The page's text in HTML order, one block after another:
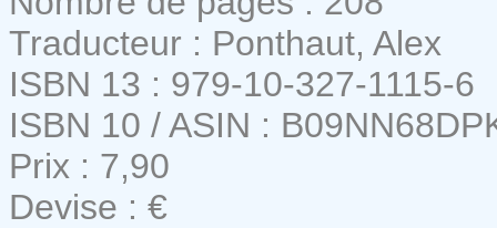
Traducteur : Ponthaut, Alex
ISBN 13 : 979-10-327-1115-6
ISBN 10 / ASIN :
Prix : 7,90
Devise : €